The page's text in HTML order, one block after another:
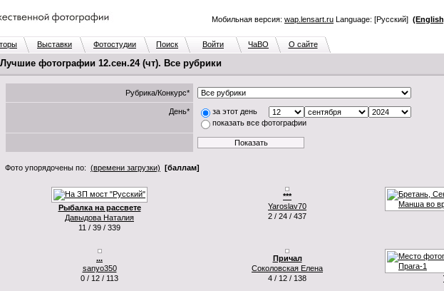
Мобильная версия: wap.lensart.ru Language: [Русский]
Выставки Фотостудии Поиск Войти ЧаВО О сайте
Лучшие фотографии 12.сен.24 (чт). Все рубрики
Рубрика/Конкурс*
День*
за этот день
показать все фотографии
Фото упорядочены по: (времени загрузки) [баллам]
Рыбалка на рассвете
Давыдова Наталия
11 / 39 / 339
***
Yaroslav70
2 / 24 / 437
...
sanyo350
0 / 12 / 113
Причал
Соколовская Елена
4 / 12 / 138